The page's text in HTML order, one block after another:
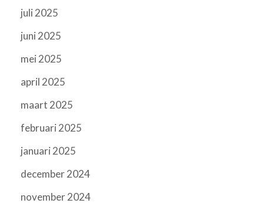
juli 2025
juni 2025
mei 2025
april 2025
maart 2025
februari 2025
januari 2025
december 2024
november 2024